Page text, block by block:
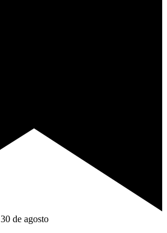
30 de agosto